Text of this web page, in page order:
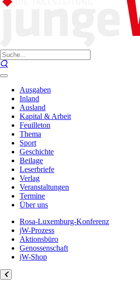
Ausgaben
Inland
Ausland
Kapital & Arbeit
Feuilleton
Thema
Sport
Geschichte
Beilage
Leserbriefe
Verlag
Veranstaltungen
Termine
Über uns
Rosa-Luxemburg-Konferenz
jW-Prozess
Aktionsbüro
Genossenschaft
jW-Shop